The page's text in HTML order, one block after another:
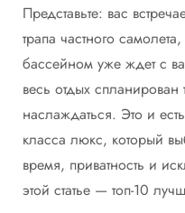
Представьте: вас
трапа частного
бассейном уже ждет с
весь отдых спланирован
наслаждаться. Это и
класса люкс, который
время, приватность и
этой статье — топ-10